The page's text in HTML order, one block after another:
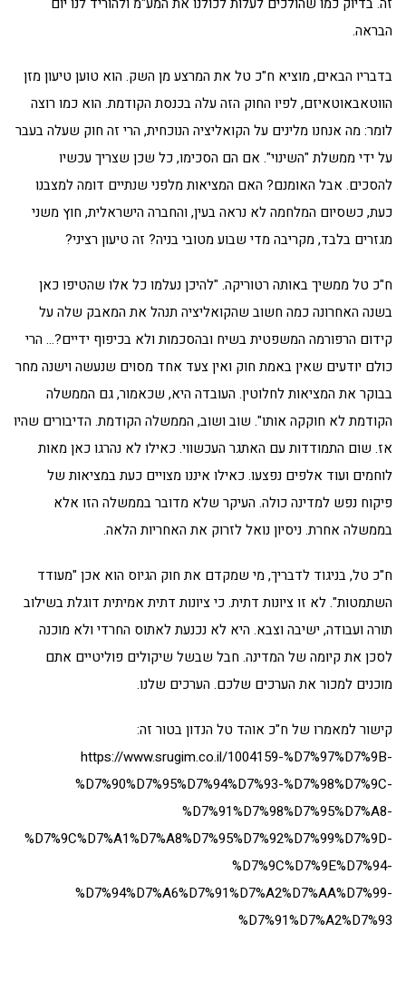
הבראה.
בדבריו הבאים, מוציא ח"כ טל את המרצע מן השק. הוא טוען טיעון מזן
הווטאבאוטאיזם, לפיו החוק הזה עלה בכנסת הקודמת. הוא כמו רוצה
לומר: מה אנחנו מלינים על הקואליציה הנוכחית, הרי זה חוק שעלה בעבר
על ידי ממשלת "השינוי". אם הם הסכימו, כל שכן שצריך עכשיו
להסכים. אבל האומנם? האם המציאות מלפני שנתיים דומה למצבנו
כעת, כשסיום המלחמה לא נראה בעין, והחברה הישראלית, חוץ משני
מגזרים בלבד, מקריבה מדי שבוע מטובי בניה? זה טיעון רציני?
ח"כ טל ממשיך באותה רטוריקה. "להיכן נעלמו כל אלו שהטיפו כאן
בשנה האחרונה כמה חשוב שהקואליציה תנהל את המאבק שלה על
קידום הרפורמה המשפטית בשיח ובהסכמות ולא בכיפוף ידיים?… הרי
כולם יודעים שאין באמת חוק ואין צעד אחד מסוים שנעשה וישנה מחר
בבוקר את המציאות לחלוטין. העובדה היא, שכאמור, גם הממשלה
הקודמת לא חוקקה אותו". שוב ושוב, הממשלה הקודמת. הדיבורים שהיו
אז. שום התמודדות עם האתגר העכשווי. כאילו לא נהרגו כאן מאות
לוחמים ועוד אלפים נפצעו. כאילו איננו מצויים כעת במציאות של
פיקוח נפש למדינה כולה. העיקר שלא מדובר בממשלה הזו אלא
בממשלה אחרת. ניסיון נואל לזרוק את האחריות הלאה.
ח"כ טל, בניגוד לדבריך, מי שמקדם את חוק הגיוס הוא אכן "מעודד
השתמטות". לא זו ציונות דתית. כי ציונות דתית אמיתית דוגלת בשילוב
תורה ועבודה, ישיבה וצבא. היא לא נכנעת לאתוס החרדי ולא מוכנה
לסכן את קיומה של המדינה. חבל שבשל שיקולים פוליטיים אתם
מוכנים למכור את הערכים שלכם. הערכים שלנו.
קישור למאמרו של ח"כ אוהד טל הנדון בטור זה:
https://www.srugim.co.il/1004159-%D7%97%D7%9B-
%D7%90%D7%95%D7%94%D7%93-%D7%98%D7%9C-
%D7%91%D7%98%D7%95%D7%A8-
%D7%9C%D7%A1%D7%A8%D7%95%D7%92%D7%99%D7%9D-
%D7%9C%D7%9E%D7%94-
%D7%94%D7%A6%D7%91%D7%A2%D7%AA%D7%99-
%D7%91%D7%A2%D7%93